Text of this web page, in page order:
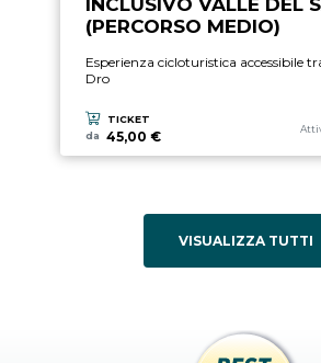
(PERCORSO MEDIO)
Esperienza cicloturistica accessibile
Dro
TICKET
da
45,00 €
VISUALIZZA TUTTI